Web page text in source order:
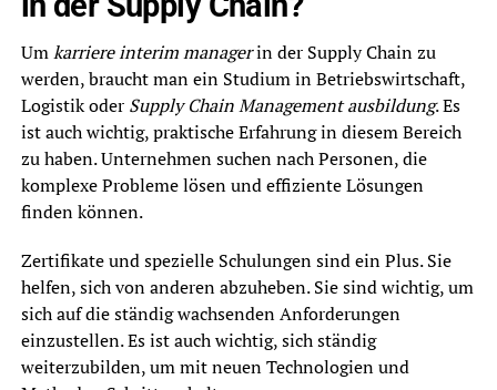
Umkarriere interim managerin der Supply Chain zu
werden, braucht man ein Studium in Betriebswirtschaft,
Logistik oder Supply Chain Management ausbildung. Es
ist auch wichtig, praktische Erfahrung in diesem Bereich
zu haben. Unternehmen suchen nach Personen, die
komplexe Probleme lösen und effiziente Lösungen
finden können.
Zertifikate und spezielle Schulungen sind ein Plus. Sie
helfen, sich von anderen abzuheben. Sie sind wichtig, um
sich auf die ständig wachsenden Anforderungen
einzustellen. Es ist auch wichtig, sich ständig
weiterzubilden, um mit neuen Technologien und